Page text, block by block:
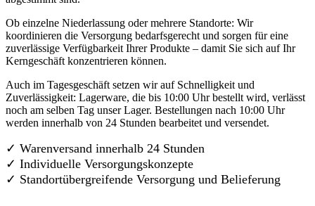
Ob einzelne Niederlassung oder mehrere Standorte: Wir
koordinieren die Versorgung bedarfsgerecht und sorgen für eine
zuverlässige Verfügbarkeit Ihrer Produkte – damit Sie sich auf Ihr
Kerngeschäft konzentrieren können.
Auch im Tagesgeschäft setzen wir auf Schnelligkeit und
Zuverlässigkeit: Lagerware, die bis 10:00 Uhr bestellt wird, verlässt
noch am selben Tag unser Lager. Bestellungen nach 10:00 Uhr
werden innerhalb von 24 Stunden bearbeitet und versendet.
✓ Warenversand innerhalb 24 Stunden
✓ Individuelle Versorgungskonzepte
✓ Standortübergreifende Versorgung und Belieferung